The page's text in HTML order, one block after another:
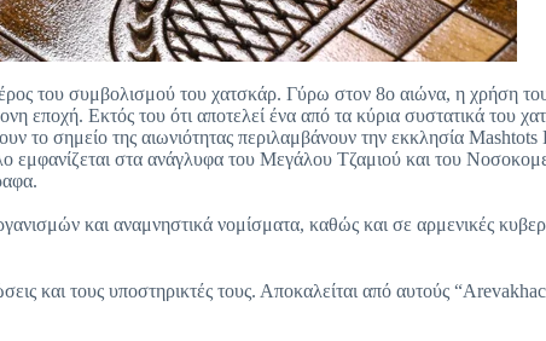
του συμβολισμού του χατσκάρ. Γύρω στον 8ο αιώνα, η χρήση
εποχή. Εκτός του ότι αποτελεί ένα από τα κύρια συστατικά του
το σημείο της αιωνιότητας περιλαμβάνουν την εκκλησία
στα ανάγλυφα του Μεγάλου Τζαμιού και του
και αναμνηστικά νομίσματα, καθώς και σε αρμενικές
και τους υποστηρικτές τους. Αποκαλείται από αυτούς